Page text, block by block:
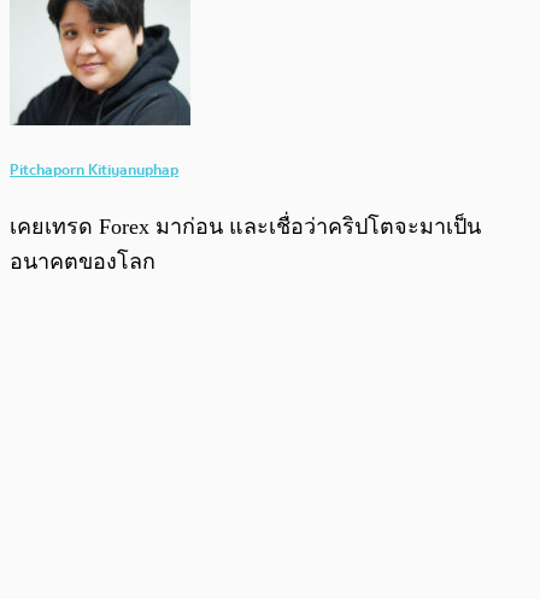
Pitchaporn Kitiyanuphap
เคยเทรด Forex มาก่อน และเชื่อว่าคริปโตจะมาเป็น
อนาคตของโลก